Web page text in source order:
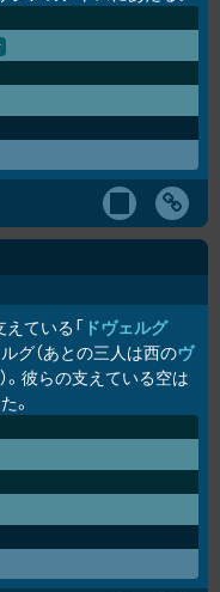
ている「 ドヴェルグ
ルグ（あとの三人は西のヴ
）。彼らの支えている空は
。